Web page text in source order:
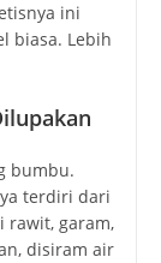
ini
biasa. Lebih
bumbu.
terdiri dari
rawit, garam,
disiram air